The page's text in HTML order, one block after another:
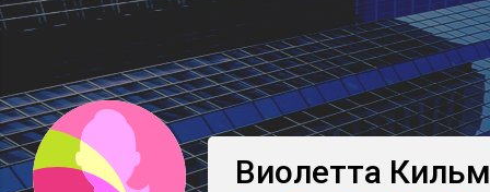
Виолетта